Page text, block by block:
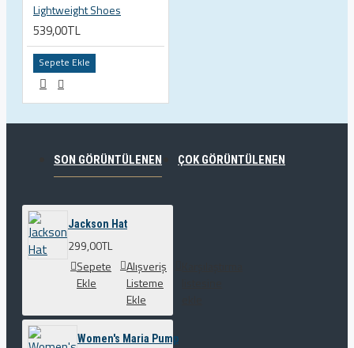
Lightweight Shoes
539,00TL
Sepete Ekle
SON GÖRÜNTÜLENEN ÇOK GÖRÜNTÜLENEN
Jackson Hat
299,00TL
Sepete
Ekle
Alışveriş
Listeme
Ekle
Women's Maria Pump